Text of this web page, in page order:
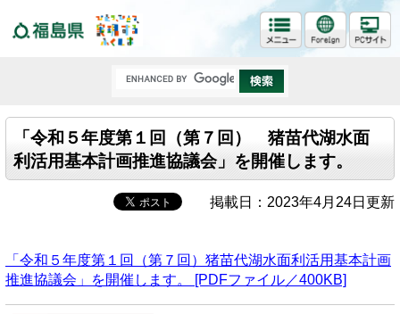
「令和５年度第１回（第７回） 猪苗代湖水面
利活用基本計画推進協議会」を開催します。
掲載日：2023年4月24日更新
「令和５年度第１回（第７回）猪苗代湖水面利活用基本計画
推進協議会」を開催します。 [PDFファイル／400KB]